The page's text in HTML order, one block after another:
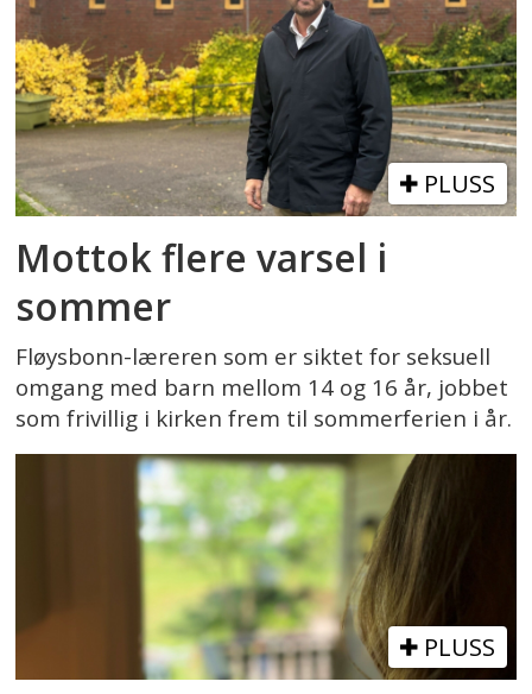
PLUSS
Mottok flere varsel i
sommer
Fløysbonn-læreren som er siktet for seksuell
omgang med barn mellom 14 og 16 år, jobbet
som frivillig i kirken frem til sommerferien i år.
PLUSS